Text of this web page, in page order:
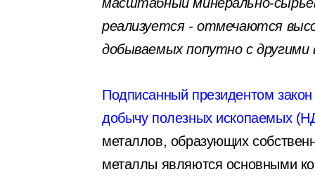
реализуется - отмечаются
добываемых попутно с другими
Подписанный президентом
добычу полезных ископаемых
металлов, образующих
металлы являются основными